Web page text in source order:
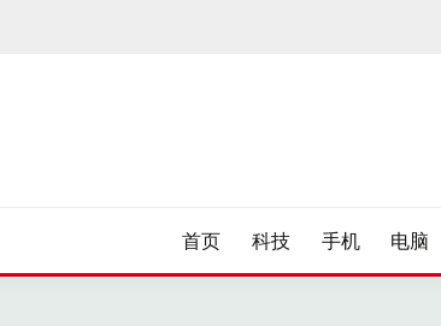
首页 科技 手机 电脑